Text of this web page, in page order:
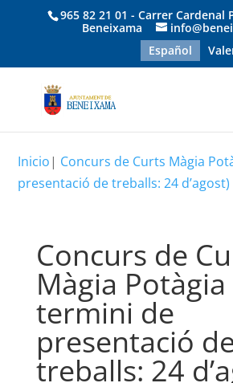
965 82 21 01 - Carrer Cardenal
Beneixama
Español
Inicio| Concurs de Curts Màgia
presentació de treballs: 24 d’agost)
Concurs de
Màgia
termini de
presentació
treballs: 24